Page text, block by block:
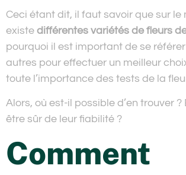
Ceci étant dit, il faut savoir que sur le
existe différentes variétés de fleurs
pourquoi il est important de se
autres pour effectuer un meilleur
toute l’importance des tests de la
Alors, où est-il possible d’en trouver
être sûr de leur fiabilité ?
Comment